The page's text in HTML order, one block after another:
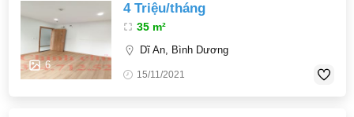
6
4 Triệu/tháng
35 m²
Dĩ An, Bình Dương
15/11/2021